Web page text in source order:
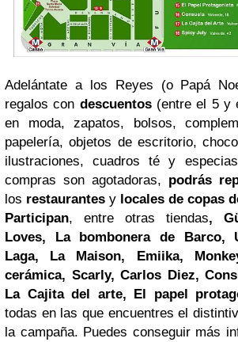
Adelántate a los Reyes (o Papá
regalos con descuentos(entre el 5 y
en moda, zapatos, bolsos,
papelería, objetos de escritorio,
ilustraciones, cuadros té y
compras son agotadoras, podrás
los restaurantes y locales de copas
Participan, entre otras tiendas,
Loves, La bombonera de Barco,
Laga, La Maison, Emiika,
cerámica, Scarly, Carlos Diez,
La Cajita del arte, El papel
todas en las que encuentres el
la campaña. Puedes conseguir más